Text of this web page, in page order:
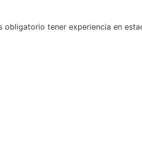
tener experiencia en